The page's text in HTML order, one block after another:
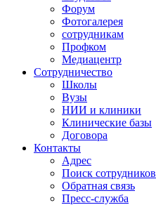
Форум
Фотогалерея
сотрудникам
Профком
Медиацентр
Сотрудничество
Школы
Вузы
НИИ и клиники
Клинические базы
Договора
Контакты
Адрес
Поиск сотрудников
Обратная связь
Пресс-служба